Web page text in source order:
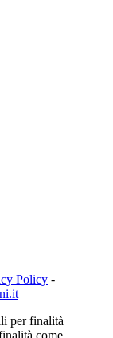
Policy -
per finalità